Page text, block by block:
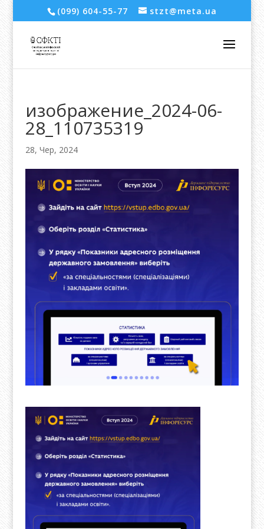
(099) 604-55-77 stzt@meta.ua
изображение_2024-06-
28_110735319
28, Чер, 2024